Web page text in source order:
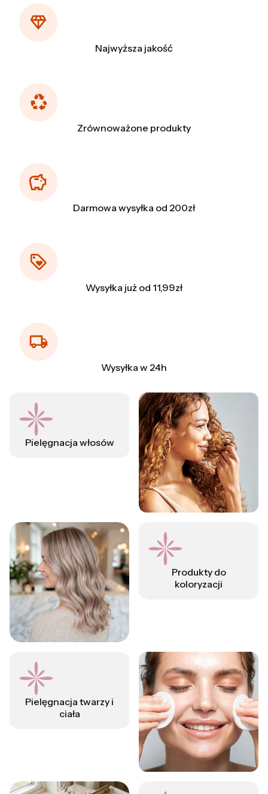
Najwyższa jakość
Zrównoważone produkty
Darmowa wysyłka od 200zł
Wysyłka już od 11,99zł
Wysyłka w 24h
Pielęgnacja włosów
Produkty do
koloryzacji
Pielęgnacja twarzy i
ciała